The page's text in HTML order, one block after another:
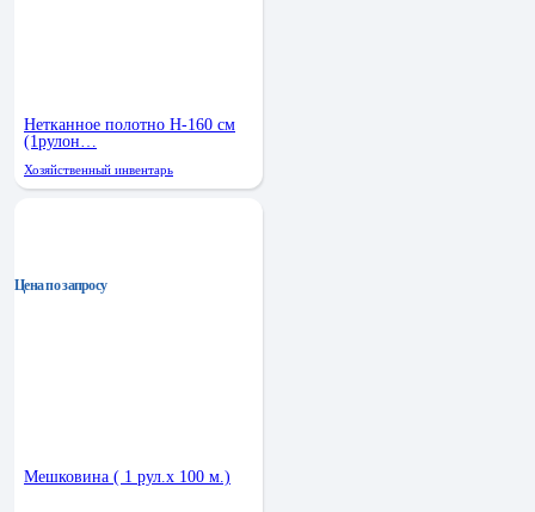
Нетканное полотно Н-160 см
(1рулон…
Хозяйственный инвентарь
Мешковина ( 1 рул.х 100 м.)
Цена по запросу